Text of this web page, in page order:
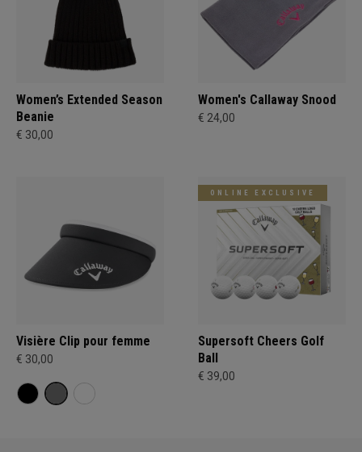
Women’s Extended Season
Beanie
€ 30,00
Women's Callaway Snood
€ 24,00
Visière Clip pour femme
€ 30,00
ONLINE EXCLUSIVE
Supersoft Cheers Golf
Ball
€ 39,00